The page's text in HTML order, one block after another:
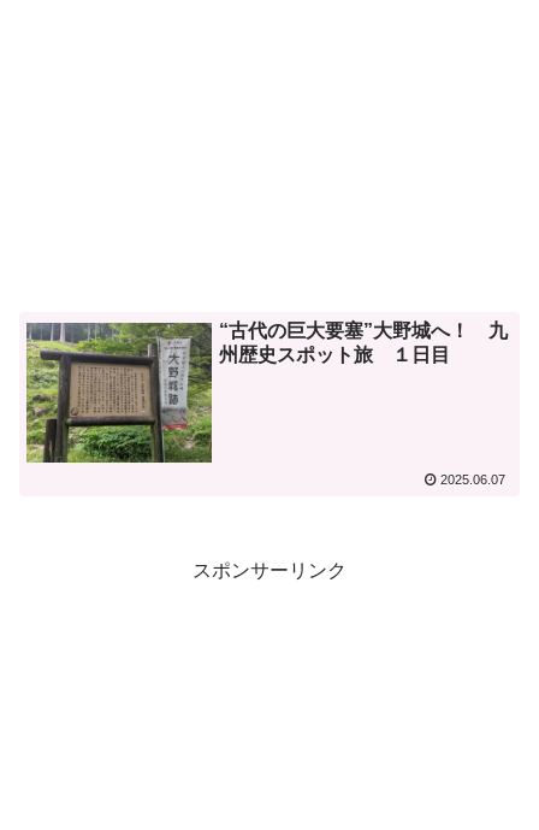
“古代の巨大要塞”大野城へ！ 九
州歴史スポット旅 １日目
2025.06.07
スポンサーリンク